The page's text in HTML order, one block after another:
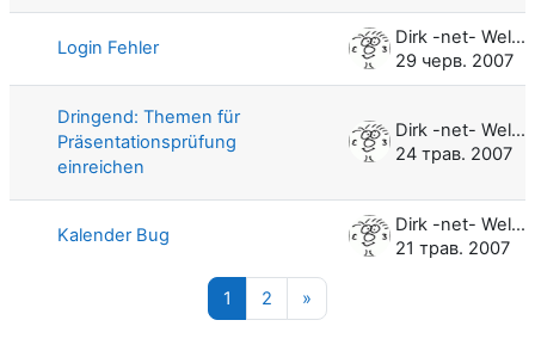
Login Fehler
Dirk -net- Weller
29 черв. 2007
Dringend: Themen für
Präsentationsprüfung
einreichen
Dirk -net- Weller
24 трав. 2007
Kalender Bug
Dirk -net- Weller
21 трав. 2007
1 Сторінка 1
2 Сторінка 2
»